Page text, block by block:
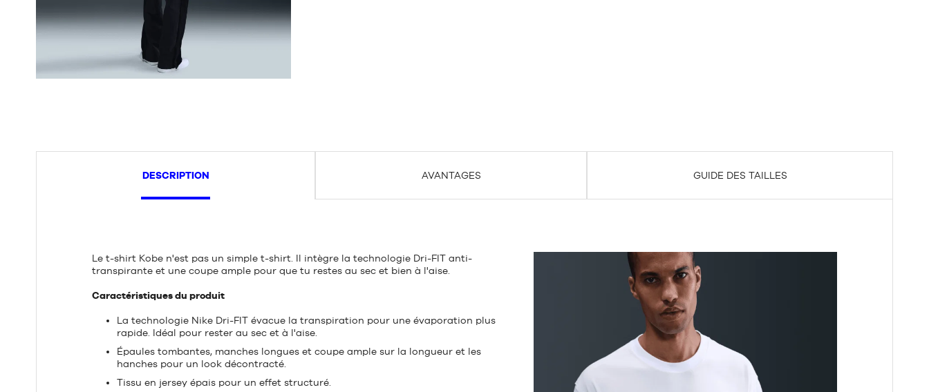
DESCRIPTION
Le t-shirt Kobe n'est pas un simple t-shirt. Il intègre la technologie Dri-FIT anti-
transpirante et une coupe ample pour que tu restes au sec et bien à l'aise.
Caractéristiques du produit
La technologie Nike Dri-FIT évacue la transpiration pour une évaporation plus
rapide. Idéal pour rester au sec et à l'aise.
Épaules tombantes, manches longues et coupe ample sur la longueur et les
hanches pour un look décontracté.
Tissu en jersey épais pour un effet structuré.
AVANTAGES GUIDE DES TAILLES